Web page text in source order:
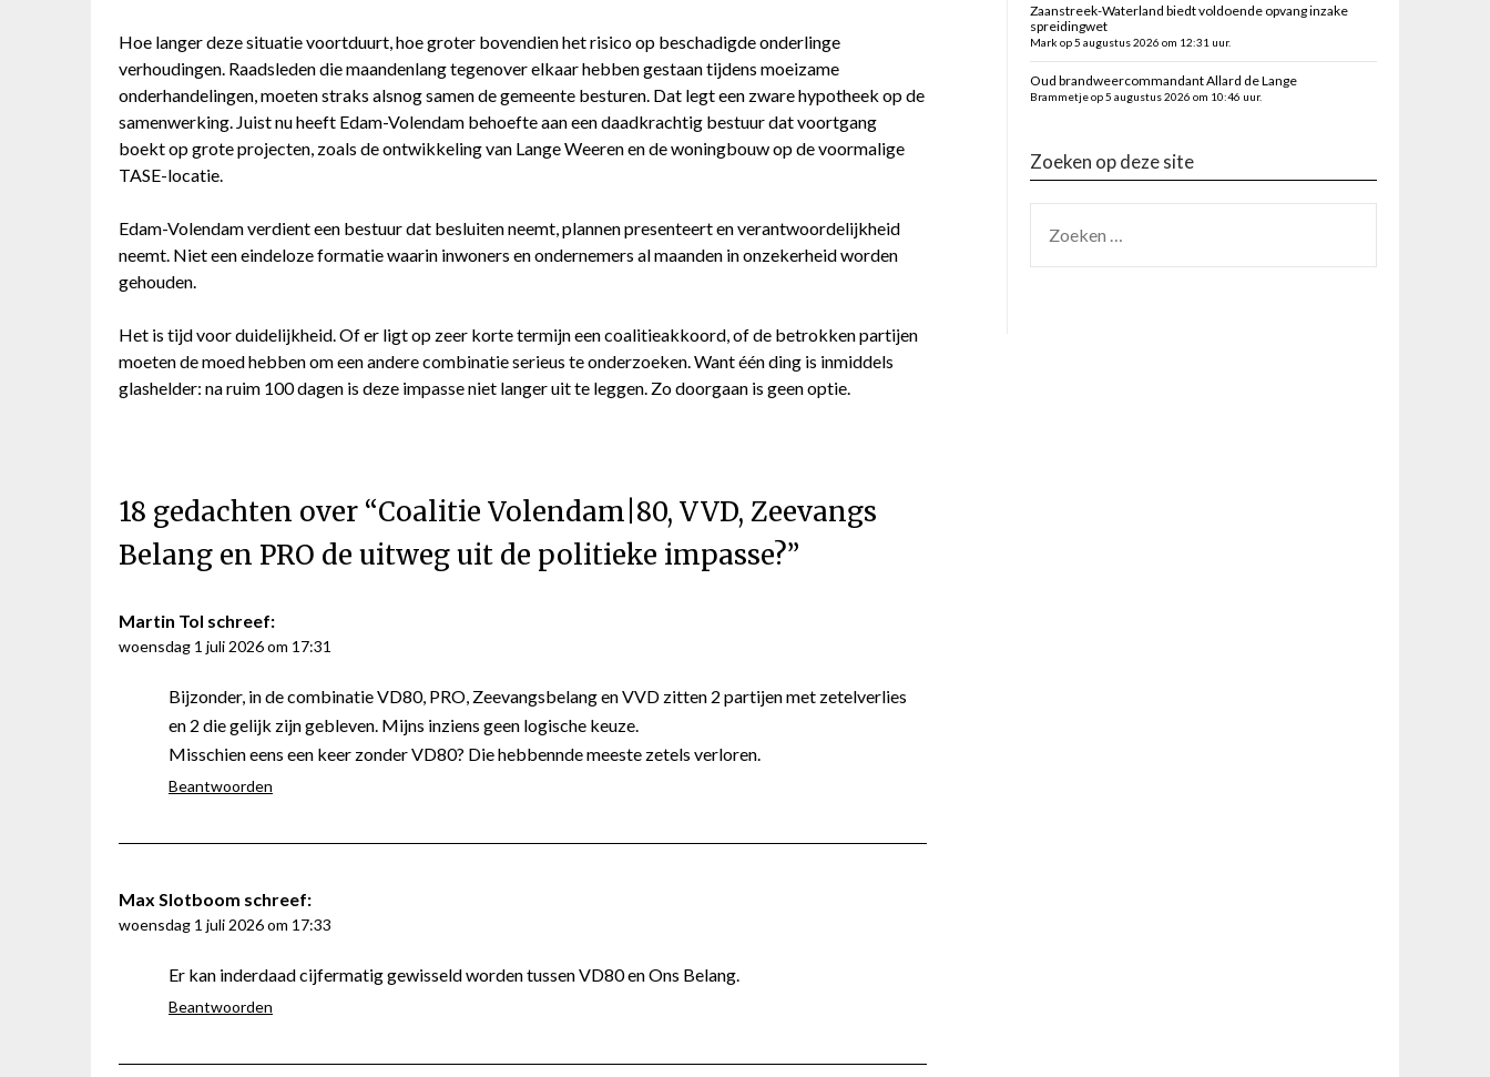
Hoe langer deze situatie voortduurt, hoe groter bovendien het risico op beschadigde onderlinge
verhoudingen. Raadsleden die maandenlang tegenover elkaar hebben gestaan tijdens moeizame
onderhandelingen, moeten straks alsnog samen de gemeente besturen. Dat legt een zware hypotheek op de
samenwerking. Juist nu heeft Edam-Volendam behoefte aan een daadkrachtig bestuur dat voortgang
boekt op grote projecten, zoals de ontwikkeling van Lange Weeren en de woningbouw op de voormalige
TASE-locatie.
Edam-Volendam verdient een bestuur dat besluiten neemt, plannen presenteert en verantwoordelijkheid
neemt. Niet een eindeloze formatie waarin inwoners en ondernemers al maanden in onzekerheid worden
gehouden.
Het is tijd voor duidelijkheid. Of er ligt op zeer korte termijn een coalitieakkoord, of de betrokken partijen
moeten de moed hebben om een andere combinatie serieus te onderzoeken. Want één ding is inmiddels
glashelder: na ruim 100 dagen is deze impasse niet langer uit te leggen. Zo doorgaan is geen optie.
18 gedachten over “Coalitie Volendam|80, VVD, Zeevangs
Belang en PRO de uitweg uit de politieke impasse?”
Martin Tol schreef:
woensdag 1 juli 2026 om 17:31
Bijzonder, in de combinatie VD80, PRO, Zeevangsbelang en VVD zitten 2 partijen met zetelverlies
en 2 die gelijk zijn gebleven. Mijns inziens geen logische keuze.
Misschien eens een keer zonder VD80? Die hebbennde meeste zetels verloren.
Beantwoorden
Max Slotboom schreef:
woensdag 1 juli 2026 om 17:33
Er kan inderdaad cijfermatig gewisseld worden tussen VD80 en Ons Belang.
Beantwoorden
Zaanstreek-Waterland biedt voldoende opvang inzake
spreidingwet
Mark op 5 augustus 2026 om 12:31 uur.
Oud brandweercommandant Allard de Lange
Brammetje op 5 augustus 2026 om 10:46 uur.
Zoeken op deze site